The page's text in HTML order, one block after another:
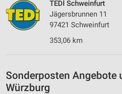
TEDİ Schweinfurt
Jägersbrunnen 11
97421 Schweinfurt
353,06 km
Sonderposten Angebote
Würzburg
Performance
Funktional